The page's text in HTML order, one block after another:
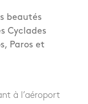
beautés
Cyclades
Paros et
à l’aéroport